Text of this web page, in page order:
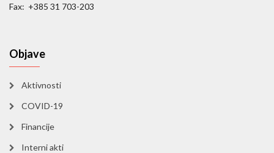
Fax: +385 31 703-203
Objave
Aktivnosti
COVID-19
Financije
Interni akti